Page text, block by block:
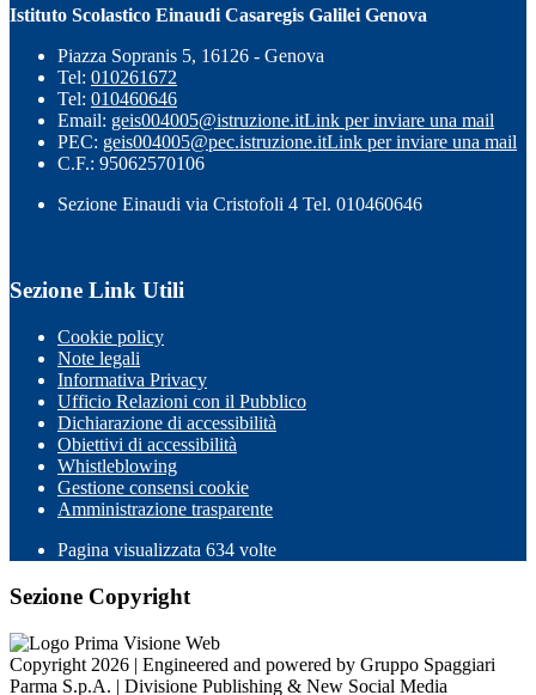
Istituto Scolastico Einaudi Casaregis Galilei Genova
Piazza Sopranis 5, 16126 - Genova
Tel: 010261672
Tel: 010460646
Email: geis004005@istruzione.itLink per inviare una mail
PEC: geis004005@pec.istruzione.itLink per inviare una mail
C.F.: 95062570106
Sezione Einaudi via Cristofoli 4 Tel. 010460646
Sezione Link Utili
Cookie policy
Note legali
Informativa Privacy
Ufficio Relazioni con il Pubblico
Dichiarazione di accessibilità
Obiettivi di accessibilità
Whistleblowing
Gestione consensi cookie
Amministrazione trasparente
Pagina visualizzata 634 volte
Sezione Copyright
Copyright 2026 | Engineered and powered by Gruppo Spaggiari
Parma S.p.A. | Divisione Publishing & New Social Media